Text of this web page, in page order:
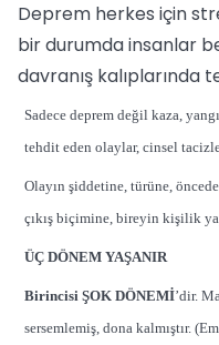
Deprem herkes için
bir durumda insanlar
davranış kalıplarında
Sadece deprem değil kaza,
tehdit eden olaylar, cinsel
Olayın şiddetine, türüne,
çıkış biçimine, bireyin kişilik
ÜÇ DÖNEM YAŞANIR
Birincisi ŞOK DÖNEMİ’dir.
sersemlemiş, dona kalmıştır.